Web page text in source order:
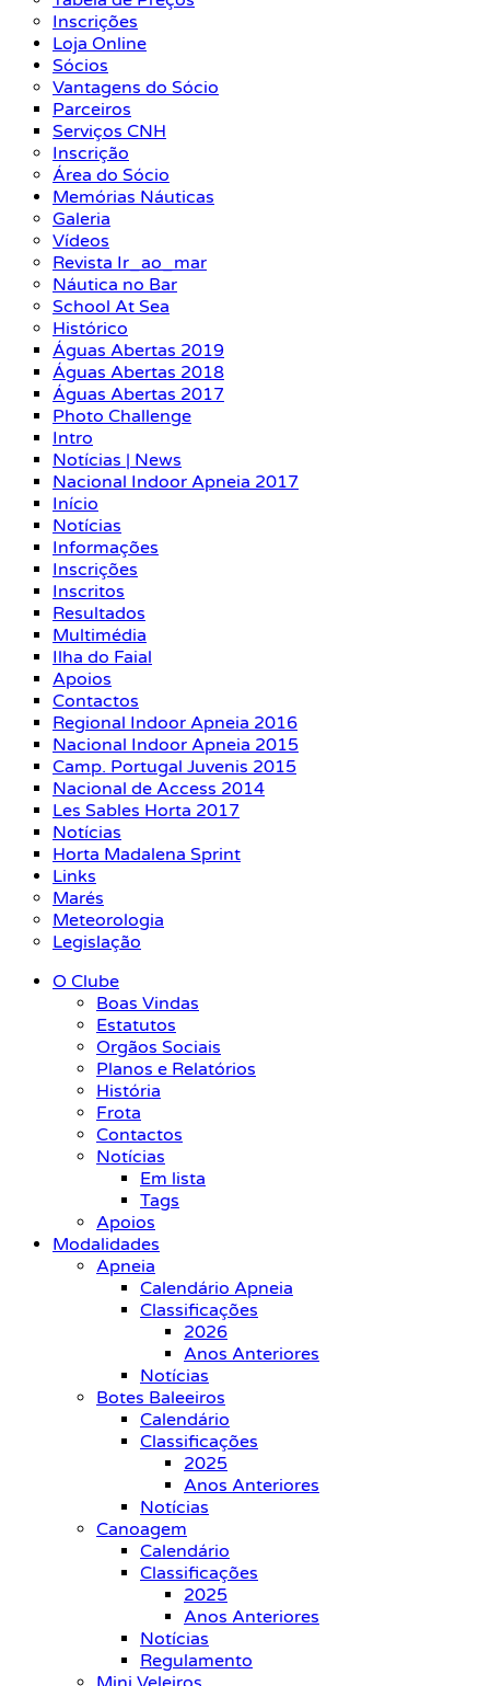
Inscrições
Loja Online
Sócios
Vantagens do Sócio
Parceiros
Serviços CNH
Inscrição
Área do Sócio
Memórias Náuticas
Galeria
Vídeos
Revista Ir_ao_mar
Náutica no Bar
School At Sea
Histórico
Águas Abertas 2019
Águas Abertas 2018
Águas Abertas 2017
Photo Challenge
Intro
Notícias | News
Nacional Indoor Apneia 2017
Início
Notícias
Informações
Inscrições
Inscritos
Resultados
Multimédia
Ilha do Faial
Apoios
Contactos
Regional Indoor Apneia 2016
Nacional Indoor Apneia 2015
Camp. Portugal Juvenis 2015
Nacional de Access 2014
Les Sables Horta 2017
Notícias
Horta Madalena Sprint
Links
Marés
Meteorologia
Legislação
O Clube
Boas Vindas
Estatutos
Orgãos Sociais
Planos e Relatórios
História
Frota
Contactos
Notícias
Em lista
Tags
Apoios
Modalidades
Apneia
Calendário Apneia
Classificações
2026
Anos Anteriores
Notícias
Botes Baleeiros
Calendário
Classificações
2025
Anos Anteriores
Notícias
Canoagem
Calendário
Classificações
2025
Anos Anteriores
Notícias
Regulamento